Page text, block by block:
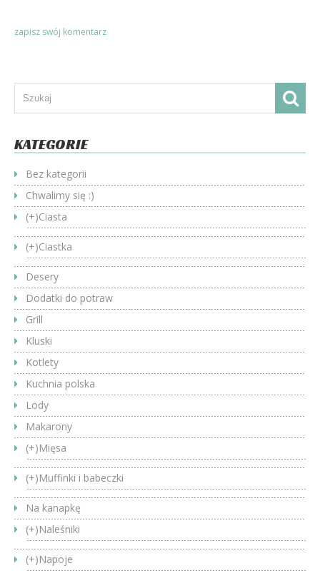
KATEGORIE
Bez kategorii
Chwalimy się :)
(+)Ciasta
(+)Ciastka
Desery
Dodatki do potraw
Grill
Kluski
Kotlety
Kuchnia polska
Lody
Makarony
(+)Mięsa
(+)Muffinki i babeczki
Na kanapkę
(+)Naleśniki
(+)Napoje